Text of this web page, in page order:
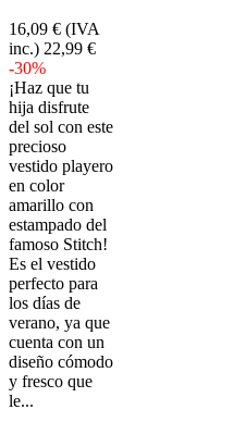
16,09 € (IVA
inc.) 22,99 €
-30%
¡Haz que tu
hija disfrute
del sol con este
precioso
vestido playero
en color
amarillo con
estampado del
famoso Stitch!
Es el vestido
perfecto para
los días de
verano, ya que
cuenta con un
diseño cómodo
y fresco que
le...